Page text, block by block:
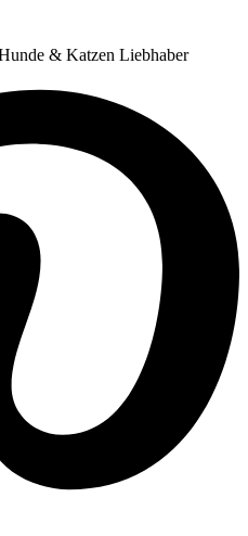
& Katzen Liebhaber